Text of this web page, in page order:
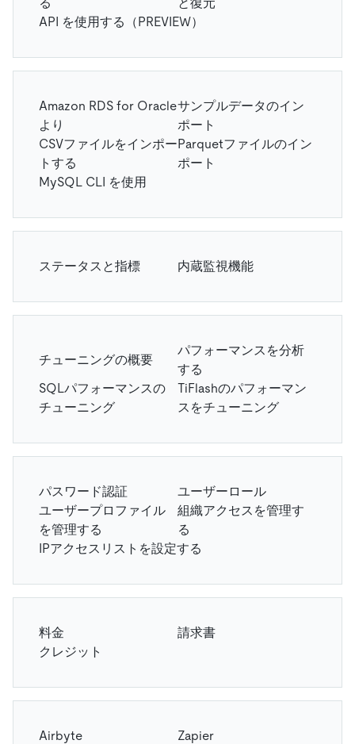
API を使用する（PREVIEW）
Amazon RDS for Oracle
より
サンプルデータのイン
ポート
CSVファイルをインポー
トする
Parquetファイルのイン
ポート
MySQL CLI を使用
ステータスと指標 内蔵監視機能
チューニングの概要
パフォーマンスを分析
する
SQLパフォーマンスの
チューニング
TiFlashのパフォーマン
スをチューニング
パスワード認証
ユーザーロール
ユーザープロファイル
を管理する
組織アクセスを管理す
る
IPアクセスリストを設定する
料金
請求書
クレジット
Airbyte
Zapier